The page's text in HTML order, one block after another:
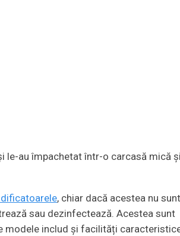
le-au împachetat într-o carcasă mică și
, chiar dacă acestea nu sunt
sau dezinfectează. Acestea sunt
modele includ și facilități